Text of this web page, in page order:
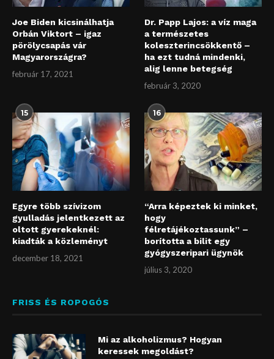
Joe Biden kicsinálhatja
Orbán Viktort – igaz
pörölycsapás vár
Magyarországra?
február 17, 2021
Dr. Papp Lajos: a víz maga
a természetes
koleszterincsökkentő –
ha ezt tudná mindenki,
alig lenne betegség
február 3, 2020
15
Egyre több szívizom
gyulladás jelentkezett az
oltott gyerekeknél:
kiadták a közleményt
december 18, 2021
16
“Arra képeztek ki minket,
hogy
félretájékoztassunk” –
borította a bilit egy
gyógyszeripari ügynök
július 3, 2020
FRISS ÉS ROPOGÓS
Mi az alkoholizmus? Hogyan
keressek megoldást?